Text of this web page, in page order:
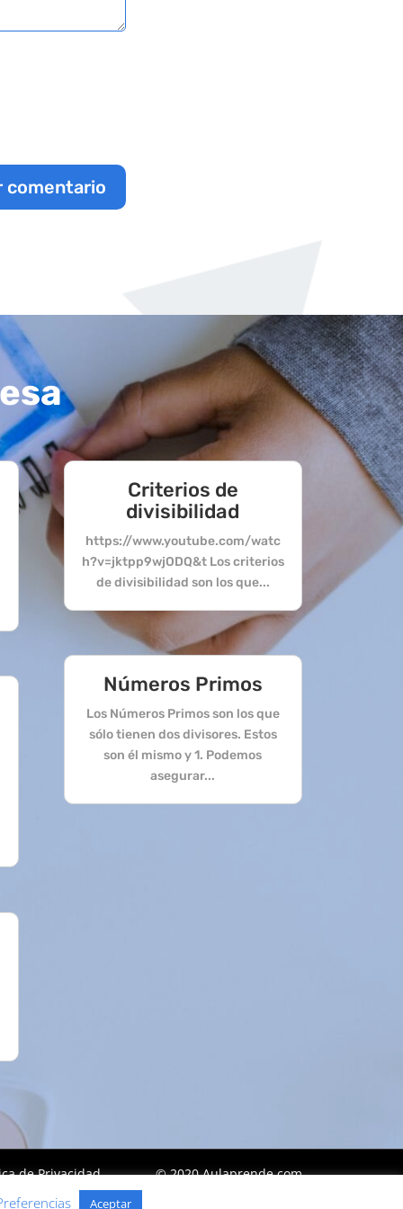
comentario
Criterios de
divisibilidad
https://www.youtube.com/watc
h?v=jktpp9wjODQ&t Los criterios
de divisibilidad son los que...
Números Primos
Los Números Primos son los que
sólo tienen dos divisores. Estos
son él mismo y 1. Podemos
asegurar...
de Privacidad © 2020 Aulaprende.com
Aceptar